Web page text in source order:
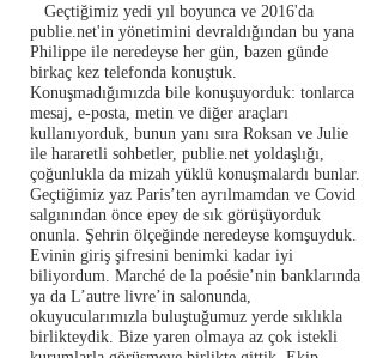
Geçtiğimiz yedi yıl boyunca ve 2016'da
publie.net'in yönetimini devraldığından bu yana
Philippe ile neredeyse her gün, bazen günde
birkaç kez telefonda konuştuk.
Konuşmadığımızda bile konuşuyorduk: tonlarca
mesaj, e-posta, metin ve diğer araçları
kullanıyorduk, bunun yanı sıra Roksan ve Julie
ile hararetli sohbetler, publie.net yoldaşlığı,
çoğunlukla da mizah yüklü konuşmalardı bunlar.
Geçtiğimiz yaz Paris’ten ayrılmamdan ve Covid
salgınından önce epey de sık görüşüyorduk
onunla. Şehrin ölçeğinde neredeyse komşuyduk.
Evinin giriş şifresini benimki kadar iyi
biliyordum. Marché de la poésie’nin banklarında
ya da L’autre livre’in salonunda,
okuyucularımızla buluştuğumuz yerde sıklıkla
birlikteydik. Bize yaren olmaya az çok istekli